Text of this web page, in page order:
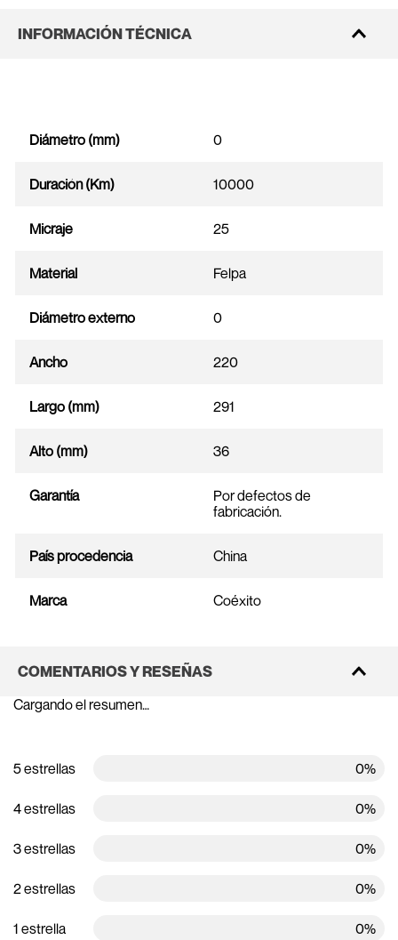
INFORMACIÓN TÉCNICA
Diámetro (mm) 0
Duración (Km) 10000
Micraje 25
Material Felpa
Diámetro externo 0
Ancho 220
Largo (mm) 291
Alto (mm) 36
Garantía
Por defectos de
fabricación.
País procedencia China
Marca Coéxito
COMENTARIOS Y RESEÑAS
Cargando el resumen…
5 estrellas 0%
4 estrellas 0%
3 estrellas 0%
2 estrellas 0%
1 estrella 0%